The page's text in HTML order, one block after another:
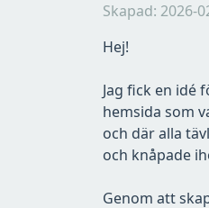
Skapad: 2026-
Hej!
Jag fick en idé
hemsida som
och där alla
och knåpade
Genom att